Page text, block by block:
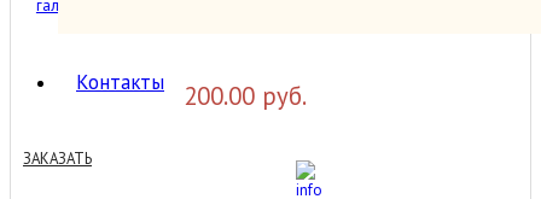
Контакты 200.00 руб.
ЗАКАЗАТЬ